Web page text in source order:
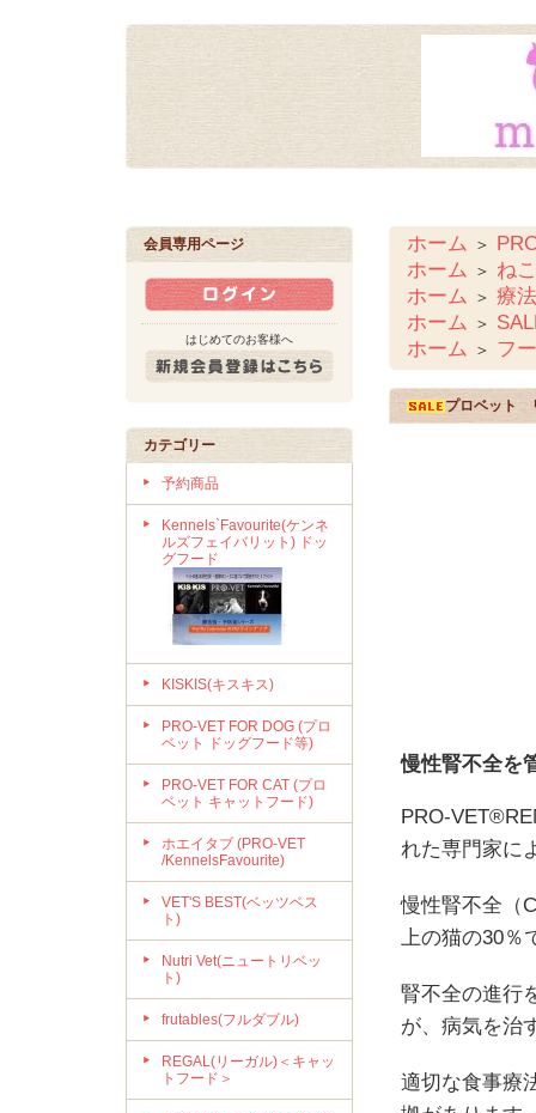
会員専用ページ
はじめてのお客様へ
カテゴリー
予約商品
Kennels`Favourite(ケンネ
ルズフェイバリット) ドッ
グフード
KISKIS(キスキス)
PRO-VET FOR DOG (プロ
ベット ドッグフード等)
PRO-VET FOR CAT (プロ
ベット キャットフード)
ホエイタブ (PRO-VET
/KennelsFavourite)
VET'S BEST(ベッツベス
ト)
Nutri Vet(ニュートリベッ
ト)
frutables(フルダブル)
REGAL(リーガル)＜キャッ
トフード＞
ホーム ＞
ホーム ＞ ね
ホーム ＞ 療
ホーム ＞
ホーム ＞ フ
プロベット
慢性腎不全を
PRO-
れた専門家に
慢性腎不全（
上の猫の30％
腎不全の進行
が、病気を治
適切な食事療